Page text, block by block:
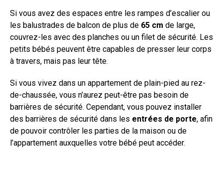
Si vous avez des espaces entre les rampes d’escalier ou
les balustrades de balcon de plus de 65 cm de large,
couvrez-les avec des planches ou un filet de sécurité. Les
petits bébés peuvent être capables de presser leur corps
à travers, mais pas leur tête.
Si vous vivez dans un appartement de plain-pied au rez-
de-chaussée, vous n’aurez peut-être pas besoin de
barrières de sécurité. Cependant, vous pouvez installer
des barrières de sécurité dans les entrées de porte, afin
de pouvoir contrôler les parties de la maison ou de
l’appartement auxquelles votre bébé peut accéder.